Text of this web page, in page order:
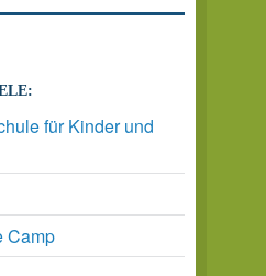
für Kinder und
Camp